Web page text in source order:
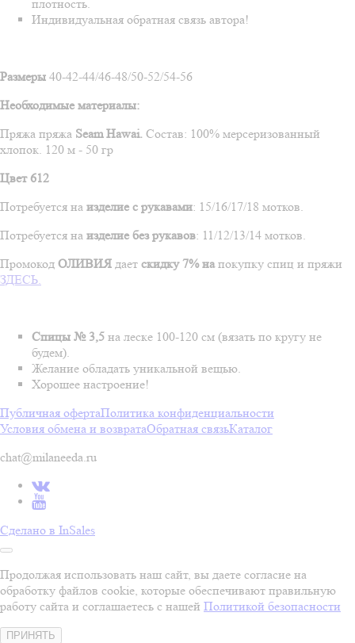
плотность.
Индивидуальная обратная связь автора!
Размеры 40-42-44/46-48/50-52/54-56
Необходимые материалы:
Пряжа пряжа Seam Hawai. Состав: 100% мерсеризованный
хлопок 120 м - 50 гр
Цвет 612
Потребуется на изделие с рукавами: 15/16/17/18 мотков.
Потребуется на изделие без рукавов: 11/12/13/14 мотков.
Промокод ОЛИВИЯ дает скидку 7% напокупку спиц и пряжи
ЗДЕСЬ.
Спицы № 3,5 на леске 100-120 см (вязать по кругу не
будем).
Желание обладать уникальной вещью.
Хорошее настроение!
Публичная офертаПолитика конфиденциальности
Условия обмена и возвратаОбратная связьКаталог
chat@milaneeda.ru
Сделано в InSales
Продолжая использовать наш сайт, вы даете согласие на
обработку файлов cookie, которые обеспечивают правильную
работу сайта и соглашаетесь с нашей Политикой безопасности
ПРИНЯТЬ